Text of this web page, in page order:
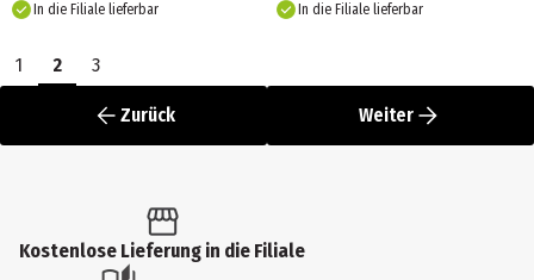
In die Filiale lieferbar
In die Filiale lieferbar
1 2 3
Zurück Weiter
Kostenlose Lieferung in die Filiale